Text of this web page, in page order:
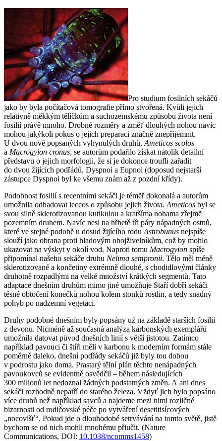
Pro studium fosilních sekáčů
jako by byla počítačová tomografie přímo stvořená. Kvůli jejich
relativně měkkým tělíčkům a suchozemskému způsobu života není
fosilií právě mnoho. Drobné rozměry a změť dlouhých nohou navíc
mohou jakýkoli pokus o jejich preparaci značně znepříjemnit.
U dvou nově popsaných vyhynulých druhů, Ameticos scolos
a Macrogyion cronus, se autorům podařilo získat natolik detailní
představu o jejich morfologii, že si je dokonce troufli zařadit
do dvou žijících podřádů, Dyspnoi a Eupnoi (doposud nejstarší
zástupce Dyspnoi byl ke všemu znám až z pozdní křídy).
Podobnost fosilií s recentními sekáči je téměř dokonalá a autorům
umožnila odhadovat leccos o způsobu jejich života. Ameticos byl se
svou silně sklerotizovanou kutikulou a kratšíma nohama zřejmě
pozemním druhem. Navíc nesl na hřbetě tři páry nápadných ostnů,
které ve stejné podobě u dosud žijícího rodu Astrobunus nejspíše
slouží jako obrana proti hladovým obojživelníkům, což by mohlo
ukazovat na výskyt v okolí vod. Naproti tomu Macrogyion spíše
připomínal našeho sekáče druhu Nelima sempronii. Tělo měl méně
sklerotizované a končetiny extrémně dlouhé, s chodidlovými články
druhotně rozpadlými na velké množství krátkých segmentů. Tato
adaptace dnešním druhům mimo jiné umožňuje Staří dobří sekáči
těsné obtočení konečků nohou kolem stonků rostlin, a tedy snadný
pohyb po nadzemní vegetaci.
Druhy podobné dnešním byly popsány už na základě starších fosilií
z devonu. Nicméně až současná analýza karbonských exemplářů
umožnila datovat původ dnešních linií s větší jistotou. Zatímco
například pavouci či štíři měli v karbonu k moderním formám stále
poměrně daleko, dnešní podřády sekáčů již byly tou dobou
v podrostu jako doma. Prastarý tělní plán těchto nenápadných
pavoukovců se evidentně osvědčil – během následujících
300 milionů let nedoznal žádných podstatných změn. A ani dnes
sekáči rozhodně nepatří do starého železa. Vždyť jich bylo popsáno
více druhů než například savců a najdeme mezi nimi rozličné
bizarnosti od rodičovské péče po vytváření desetitisícových
„nocovišť“. Pokud jde o dlouhodobé setrvávání na tomto světě, jistě
bychom se od nich mohli mnohému přiučit. (Nature
Communications, DOI: 10.1038/ncomms1458)